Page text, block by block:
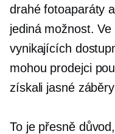
drahé fotoaparáty
jediná možnost.
vynikajících
mohou prodejci
získali jasné
To je přesně